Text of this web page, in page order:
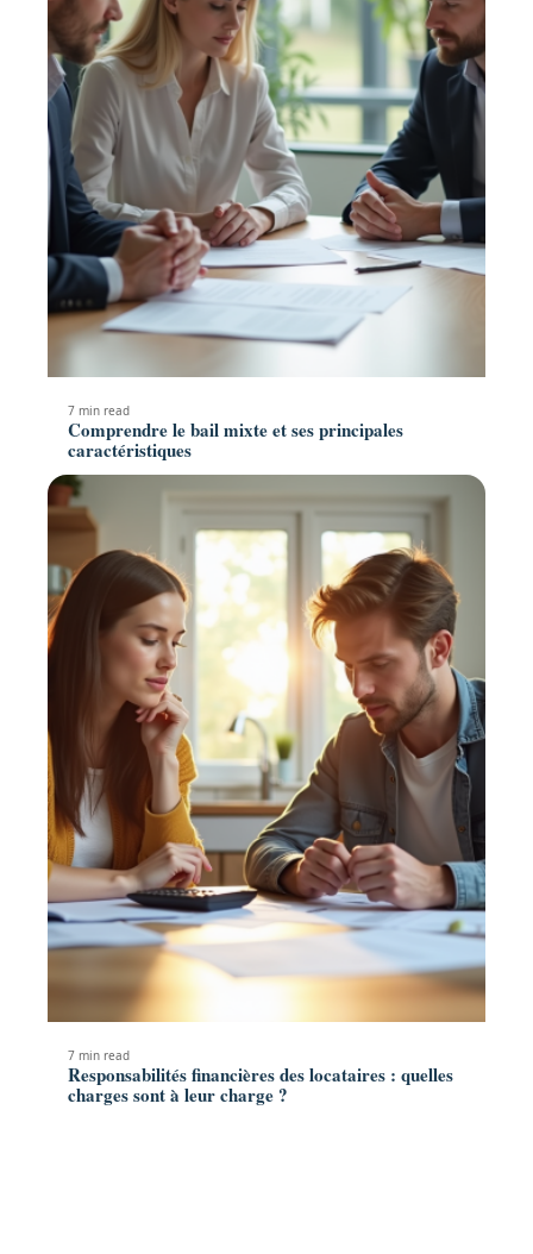
7 min read
Comprendre le bail mixte et ses principales
caractéristiques
7 min read
Responsabilités financières des locataires : quelles
charges sont à leur charge ?